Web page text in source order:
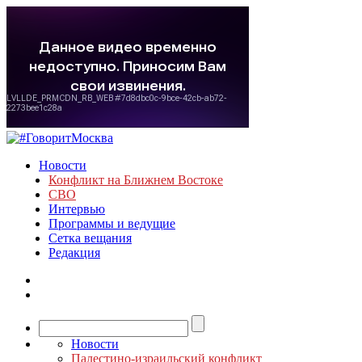
Новости
Конфликт на Ближнем Востоке
СВО
Интервью
Программы и ведущие
Сетка вещания
Редакция
Новости
Палестино-израильский конфликт